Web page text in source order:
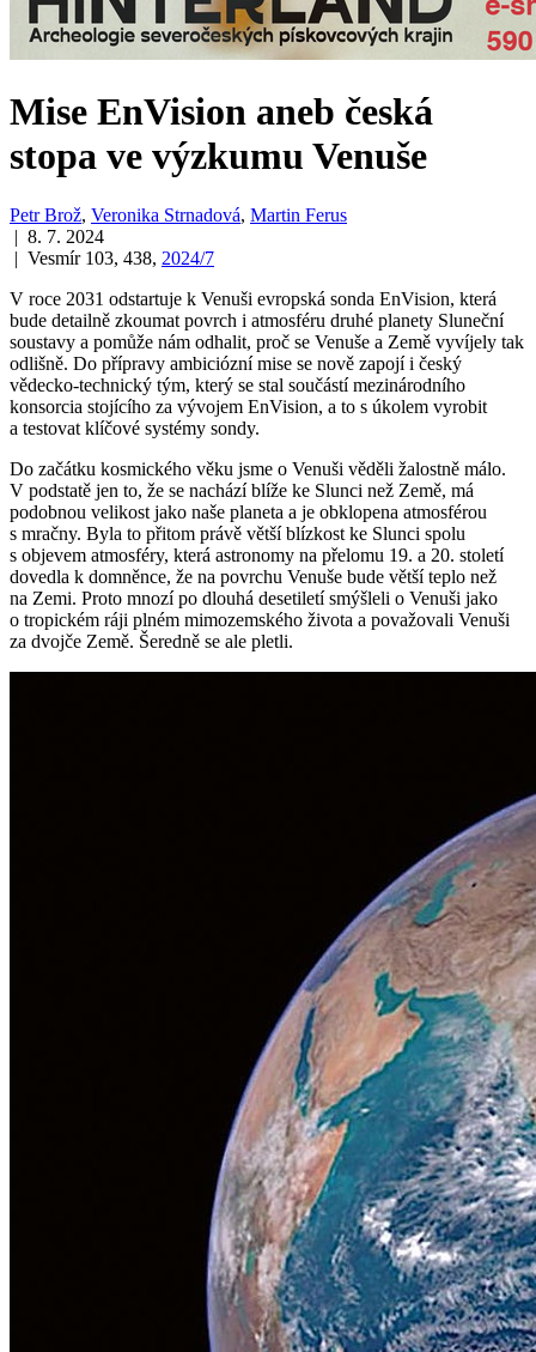
Mise EnVision aneb česká
stopa ve výzkumu Venuše
Petr Brož, Veronika Strnadová, Martin Ferus
| 8. 7. 2024
| Vesmír 103, 438, 2024/7
V roce 2031 odstartuje k Venuši evropská sonda EnVision, která
bude detailně zkoumat povrch i atmosféru druhé planety Sluneční
soustavy a pomůže nám odhalit, proč se Venuše a Země vyvíjely tak
odlišně. Do přípravy ambiciózní mise se nově zapojí i český
vědecko-technický tým, který se stal součástí mezinárodního
konsorcia stojícího za vývojem EnVision, a to s úkolem vyrobit
a testovat klíčové systémy sondy.
Do začátku kosmického věku jsme o Venuši věděli žalostně málo.
V podstatě jen to, že se nachází blíže ke Slunci než Země, má
podobnou velikost jako naše planeta a je obklopena atmosférou
s mračny. Byla to přitom právě větší blízkost ke Slunci spolu
s objevem atmosféry, která astronomy na přelomu 19. a 20. století
dovedla k domněnce, že na povrchu Venuše bude větší teplo než
na Zemi. Proto mnozí po dlouhá desetiletí smýšleli o Venuši jako
o tropickém ráji plném mimozemského života a považovali Venuši
za dvojče Země. Šeredně se ale pletli.